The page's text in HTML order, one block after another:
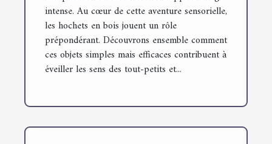
intense. Au cœur de cette aventure sensorielle,
les hochets en bois jouent un rôle
prépondérant. Découvrons ensemble comment
ces objets simples mais efficaces contribuent à
éveiller les sens des tout-petits et...